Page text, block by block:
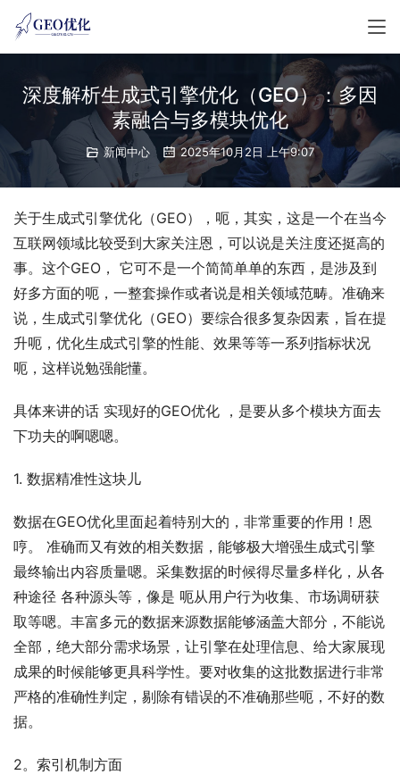
深度解析生成式引擎优化（GEO）：多因
素融合与多模块优化
新闻中心 2025年10月2日 上午9:07
关于生成式引擎优化（GEO），呃，其实，这是一个在当今
互联网领域比较受到大家关注恩，可以说是关注度还挺高的
事。这个GEO， 它可不是一个简简单单的东西，是涉及到
好多方面的呃，一整套操作或者说是相关领域范畴。准确来
说，生成式引擎优化（GEO）要综合很多复杂因素，旨在提
升呃，优化生成式引擎的性能、效果等等一系列指标状况
呃，这样说勉强能懂。
具体来讲的话 实现好的GEO优化 ，是要从多个模块方面去
下功夫的啊嗯嗯。
1. 数据精准性这块儿
数据在GEO优化里面起着特别大的，非常重要的作用！恩
哼。 准确而又有效的相关数据，能够极大增强生成式引擎
最终输出内容质量嗯。采集数据的时候得尽量多样化，从各
种途径 各种源头等，像是 呃从用户行为收集、市场调研获
取等嗯。丰富多元的数据来源数据能够涵盖大部分，不能说
全部，绝大部分需求场景，让引擎在处理信息、给大家展现
成果的时候能够更具科学性。要对收集的这批数据进行非常
严格的准确性判定，剔除有错误的不准确那些呃，不好的数
据。
2。索引机制方面